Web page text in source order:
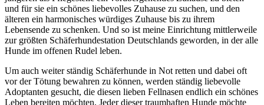
und für sie ein schönes liebevolles Zuhause zu suchen, und den
älteren ein harmonisches würdiges Zuhause bis zu ihrem
Lebensende zu schenken. Und so ist meine Einrichtung mittlerweile
zur größten Schäferhundestation Deutschlands geworden, in der alle
Hunde im offenen Rudel leben.
Um auch weiter ständig Schäferhunde in Not retten und dabei oft
vor der Tötung bewahren zu können, werden ständig liebevolle
Adoptanten gesucht, die diesen lieben Fellnasen endlich ein schönes
Leben bereiten möchten. Jeder dieser traumhaften Hunde möchte